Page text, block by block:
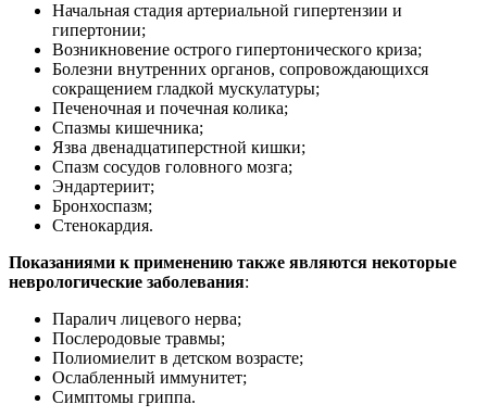
Начальная стадия артериальной гипертензии и
гипертонии;
Возникновение острого гипертонического криза;
Болезни внутренних органов, сопровождающихся
сокращением гладкой мускулатуры;
Печеночная и почечная колика;
Спазмы кишечника;
Язва двенадцатиперстной кишки;
Спазм сосудов головного мозга;
Эндартериит;
Бронхоспазм;
Стенокардия.
Показаниями к применению также являются некоторые
неврологические заболевания:
Паралич лицевого нерва;
Послеродовые травмы;
Полиомиелит в детском возрасте;
Ослабленный иммунитет;
Симптомы гриппа.